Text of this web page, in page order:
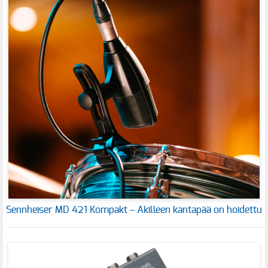
Sennheiser MD 421 Kompakt – Akilleen kantapää on hoidettu